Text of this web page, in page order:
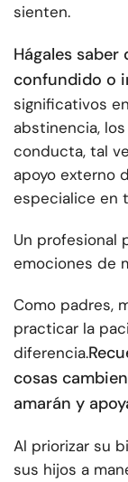
sienten.
Hágales
confundido o
significativos
abstinencia,
conducta, tal
apoyo externo
especialice en
Un profesional
emociones de
Como padres,
practicar la
diferencia.
cosas
amarán y
Al priorizar su
sus hijos a